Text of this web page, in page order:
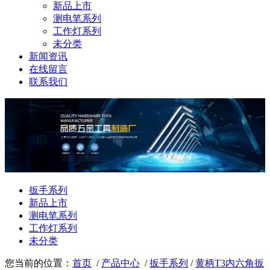
新品上市
测电笔系列
工作灯系列
未分类
新闻资讯
在线留言
联系我们
扳手系列
新品上市
测电笔系列
工作灯系列
未分类
您当前的位置： 首页 / 产品中心 /扳手系列 /黄柄T3内六角扳